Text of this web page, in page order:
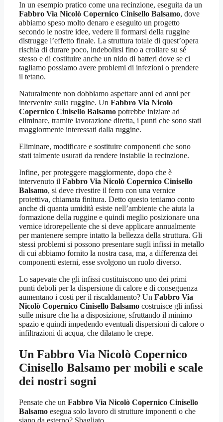
In un esempio pratico come una recinzione, eseguita da un
Fabbro Via Nicolò Copernico Cinisello Balsamo, dove
abbiamo speso molto denaro e eseguito un progetto
secondo le nostre idee, vedere il formarsi della ruggine
distrugge l’effetto finale. La struttura totale di quest’opera
rischia di durare poco, indebolirsi fino a crollare su sé
stesso e di costituire anche un nido di batteri dove se ci
tagliamo possiamo avere problemi di infezioni o prendere
il tetano.
Naturalmente non dobbiamo aspettare anni ed anni per
intervenire sulla ruggine. Un Fabbro Via Nicolò
Copernico Cinisello Balsamo potrebbe iniziare ad
eliminare, tramite lavorazione diretta, i punti che sono stati
maggiormente interessati dalla ruggine.
Eliminare, modificare e sostituire componenti che sono
stati talmente usurati da rendere instabile la recinzione.
Infine, per proteggere maggiormente, dopo che è
intervenuto il Fabbro Via Nicolò Copernico Cinisello
Balsamo, si deve rivestire il ferro con una vernice
protettiva, chiamata finitura. Detto questo teniamo conto
anche di quanta umidità esiste nell’ambiente che aiuta la
formazione della ruggine e quindi meglio posizionare una
vernice idrorepellente che si deve applicare annualmente
per mantenere sempre intatto la bellezza della struttura. Gli
stessi problemi si possono presentare sugli infissi in metallo
di cui abbiamo fornito la nostra casa, ma, a differenza dei
componenti esterni, esse svolgono un ruolo diverso.
Lo sapevate che gli infissi costituiscono uno dei primi
punti deboli per la dispersione di calore e di conseguenza
aumentano i costi per il riscaldamento? Un Fabbro Via
Nicolò Copernico Cinisello Balsamo costruisce gli infissi
sulle misure che ha a disposizione, sfruttando il minimo
spazio e quindi impedendo eventuali dispersioni di calore o
infiltrazioni di acqua, che dilatano le crepe.
Un Fabbro Via Nicolò Copernico
Cinisello Balsamo per mobili e scale
dei nostri sogni
Pensate che un Fabbro Via Nicolò Copernico Cinisello
Balsamo esegua solo lavoro di strutture imponenti o che
siano da esterno? Sbagliato.